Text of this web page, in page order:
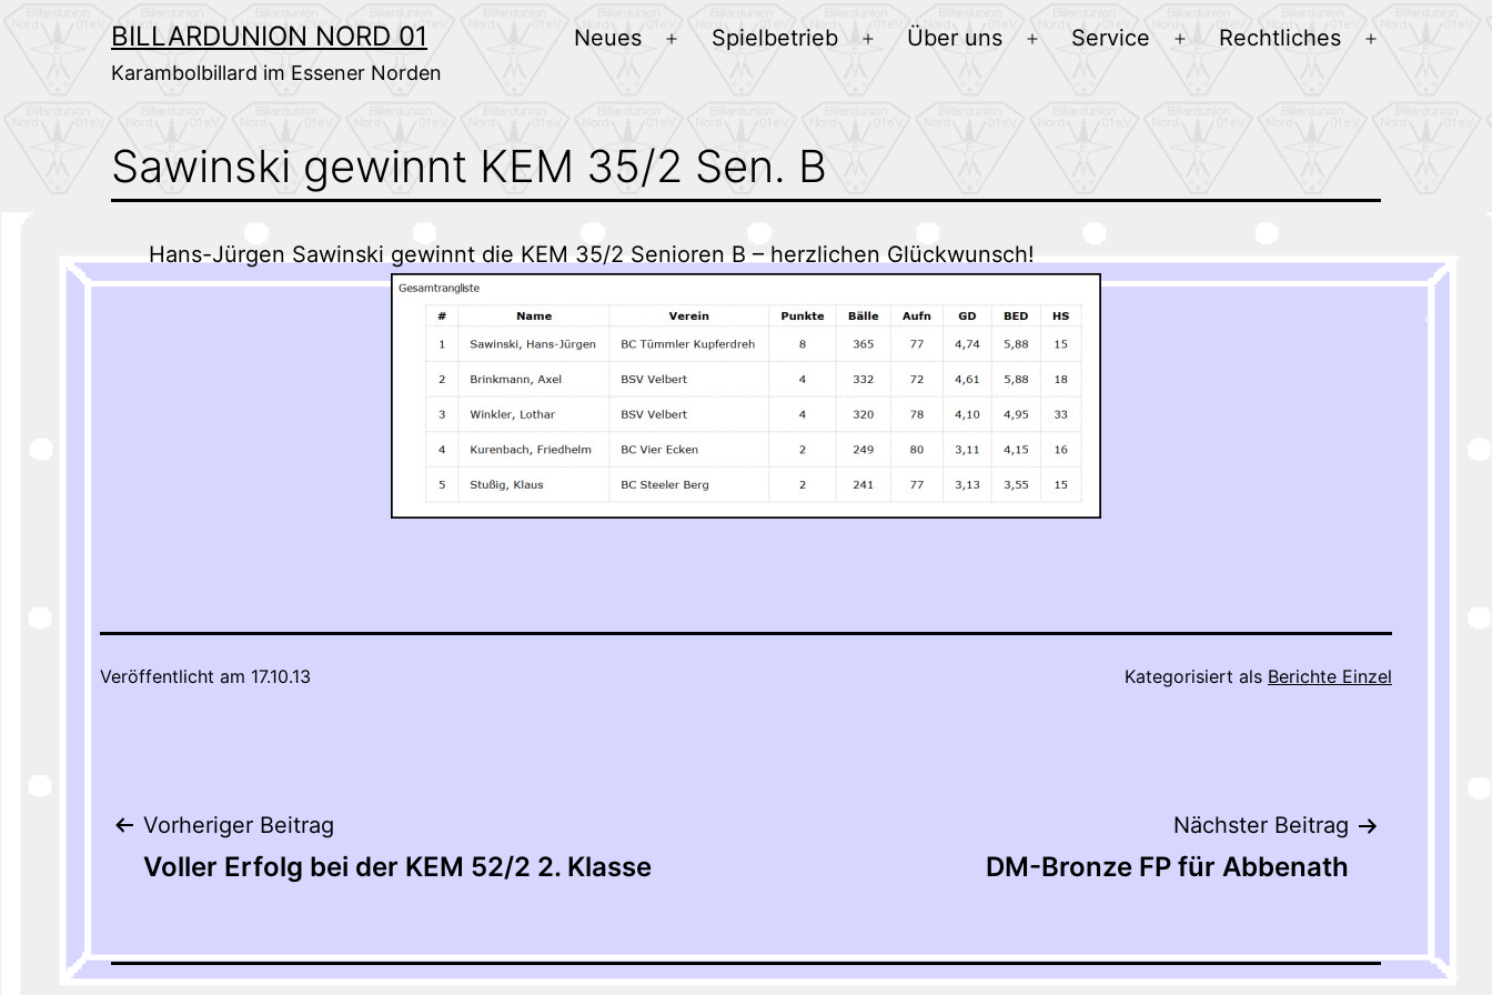
BILLARDUNION NORD 01
Karambolbillard im Essener Norden
Neues
Menü
Spielbetrieb
Menü
Über uns
Menü
Service
Menü
Rechtliches
Sawinski gewinnt KEM 35/2 Sen. B
Hans-Jürgen Sawinski gewinnt die KEM 35/2 Senioren B – herzlichen Glückwunsch!
Veröffentlicht am 17.10.13 Kategorisiert als Berichte Einzel
Beitragsnavigation
Vorheriger Beitrag
Voller Erfolg bei der KEM 52/2 2. Klasse
Nächster Beitrag
DM-Bronze FP für Abbenath